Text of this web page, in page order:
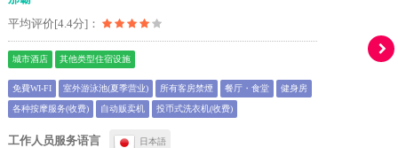
平均评价[4.4分]：
城市酒店 其他类型住宿设施
免費WI-FI 室外游泳池(夏季营业) 所有客房禁煙 餐厅・食堂 健身房
各种按摩服务(收费) 自动贩卖机 投币式洗衣机(收费)
工作人员服务语言 日本語